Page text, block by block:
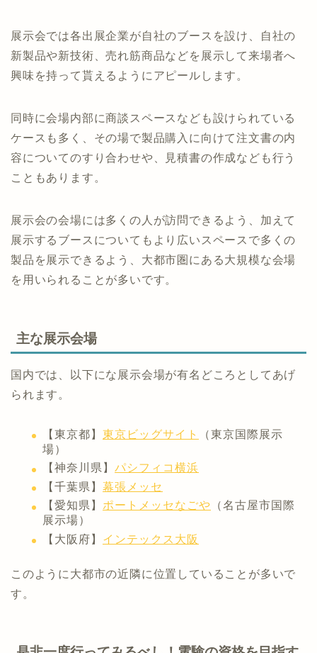
展示会では各出展企業が自社のブースを設け、自社の
新製品や新技術、売れ筋商品などを展示して来場者へ
興味を持って貰えるようにアピールします。
同時に会場内部に商談スペースなども設けられている
ケースも多く、その場で製品購入に向けて注文書の内
容についてのすり合わせや、見積書の作成なども行う
こともあります。
展示会の会場には多くの人が訪問できるよう、加えて
展示するブースについてもより広いスペースで多くの
製品を展示できるよう、大都市圏にある大規模な会場
を用いられることが多いです。
主な展示会場
国内では、以下にな展示会場が有名どころとしてあげ
られます。
【東京都】 東京ビッグサイト
（東京国際展示
場）
【神奈川県】 パシフィコ横浜
【千葉県】 幕張メッセ
【愛知県】 ポートメッセなごや （名古屋市国際
展示場）
【大阪府】 インテックス大阪
このように大都市の近隣に位置していることが多いで
す。